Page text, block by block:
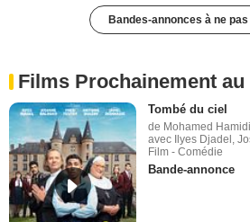
Bandes-annonces à ne
Films Prochainement au
Tombé du ciel
de Mohamed Hamidi
avec Ilyes Djadel,
Film - Comédie
Bande-annonce